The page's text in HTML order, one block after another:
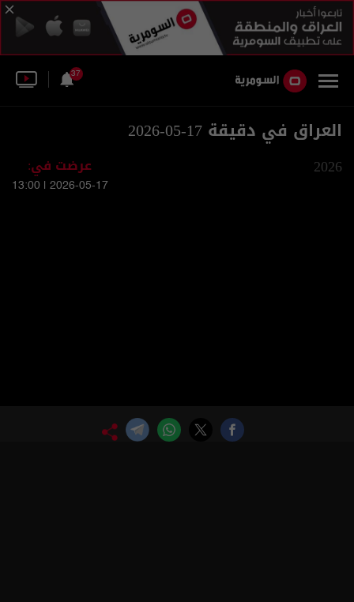
37
العراق في دقيقة 17-05-2026
2026 عرضت في:
2026-05-17 | 13:00